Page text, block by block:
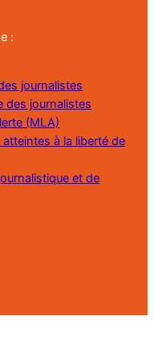
:
journalistes
des journalistes
(MLA)
atteintes à la liberté de
et de